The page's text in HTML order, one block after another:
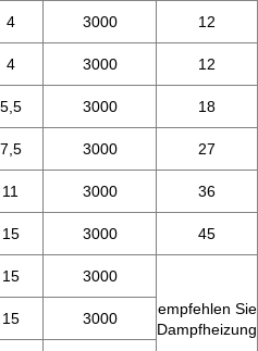
4 3000
12
4 3000
12
5,5 3000
18
7,5 3000
27
11 3000
36
15 3000
45
15
3000
empfehlen Sie
Dampfheizung
15
3000